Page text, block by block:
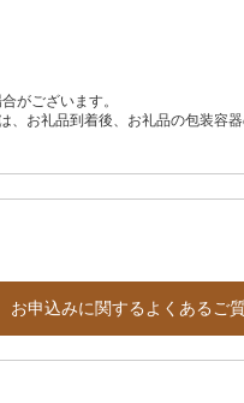
がございます。
お礼品到着後、お礼品の包装容
お申込みに関するよくあるご